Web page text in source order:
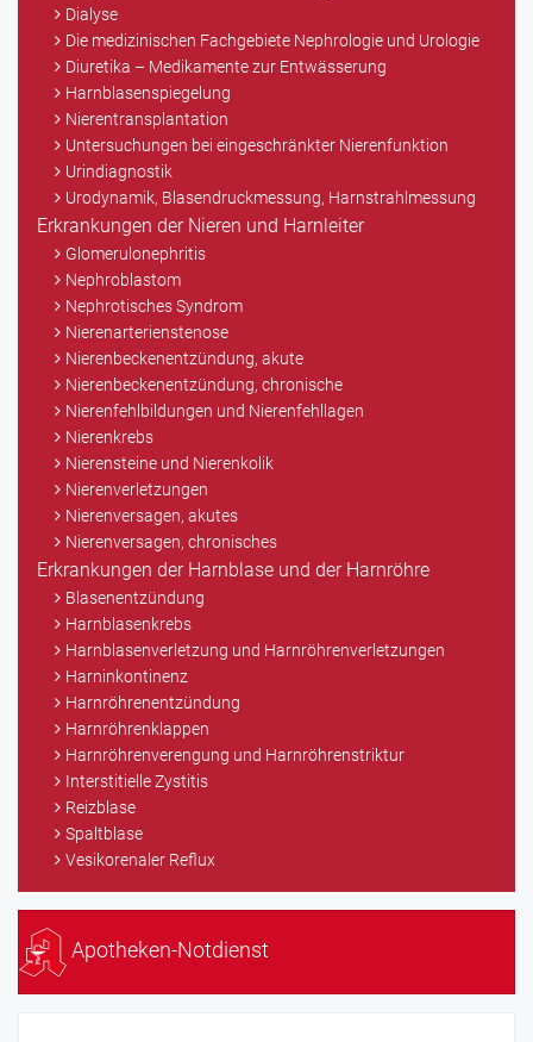
Dialyse
Die medizinischen Fachgebiete Nephrologie und Urologie
Diuretika – Medikamente zur Entwässerung
Harnblasenspiegelung
Nierentransplantation
Untersuchungen bei eingeschränkter Nierenfunktion
Urindiagnostik
Urodynamik, Blasendruckmessung, Harnstrahlmessung
Erkrankungen der Nieren und Harnleiter
Glomerulonephritis
Nephroblastom
Nephrotisches Syndrom
Nierenarterienstenose
Nierenbeckenentzündung, akute
Nierenbeckenentzündung, chronische
Nierenfehlbildungen und Nierenfehllagen
Nierenkrebs
Nierensteine und Nierenkolik
Nierenverletzungen
Nierenversagen, akutes
Nierenversagen, chronisches
Erkrankungen der Harnblase und der Harnröhre
Blasenentzündung
Harnblasenkrebs
Harnblasenverletzung und Harnröhrenverletzungen
Harninkontinenz
Harnröhrenentzündung
Harnröhrenklappen
Harnröhrenverengung und Harnröhrenstriktur
Interstitielle Zystitis
Reizblase
Spaltblase
Vesikorenaler Reflux
Apotheken-Notdienst